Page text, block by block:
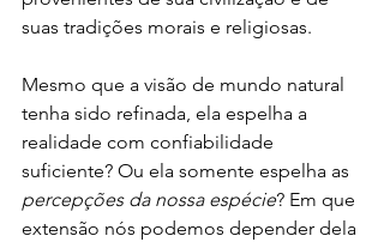
suas tradições morais e religiosas.
Mesmo que a visão de mundo natural
tenha sido refinada, ela espelha a
realidade com confiabilidade
suficiente? Ou ela somente espelha as
percepções da nossa espécie? Em que
extensão nós podemos depender dela